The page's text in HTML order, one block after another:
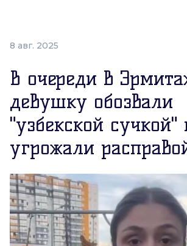
8 авг. 2025
В очереди в
девушку обозвали
"узбекской сучкой"
угрожали